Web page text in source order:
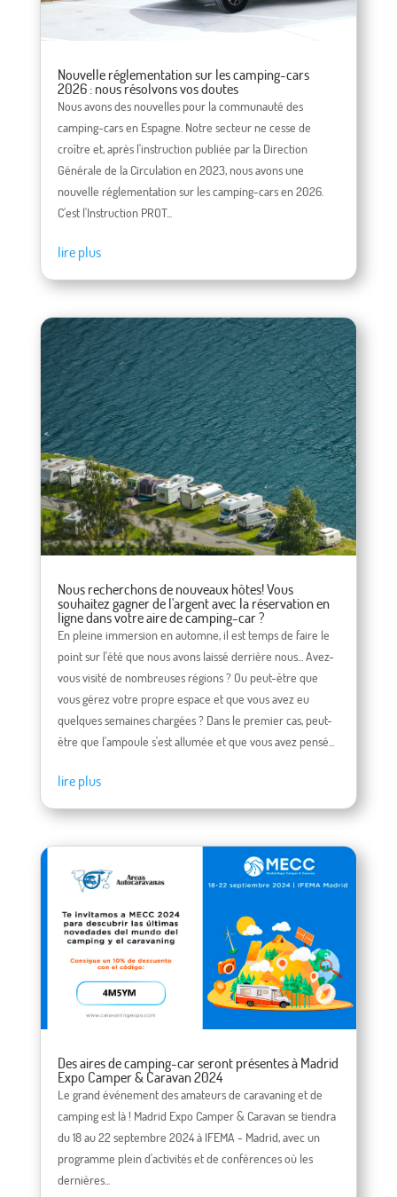
Nouvelle réglementation sur les camping-cars
2026 : nous résolvons vos doutes
Nous avons des nouvelles pour la communauté des
camping-cars en Espagne. Notre secteur ne cesse de
croître et, après l'instruction publiée par la Direction
Générale de la Circulation en 2023, nous avons une
nouvelle réglementation sur les camping-cars en 2026.
C'est l'Instruction PROT...
lire plus
Nous recherchons de nouveaux hôtes! Vous
souhaitez gagner de l'argent avec la réservation en
ligne dans votre aire de camping-car ?
En pleine immersion en automne, il est temps de faire le
point sur l'été que nous avons laissé derrière nous... Avez-
vous visité de nombreuses régions ? Ou peut-être que
vous gérez votre propre espace et que vous avez eu
quelques semaines chargées ? Dans le premier cas, peut-
être que l'ampoule s'est allumée et que vous avez pensé...
lire plus
Des aires de camping-car seront présentes à Madrid
Expo Camper & Caravan 2024
Le grand événement des amateurs de caravaning et de
camping est là ! Madrid Expo Camper & Caravan se tiendra
du 18 au 22 septembre 2024 à IFEMA - Madrid, avec un
programme plein d'activités et de conférences où les
dernières...